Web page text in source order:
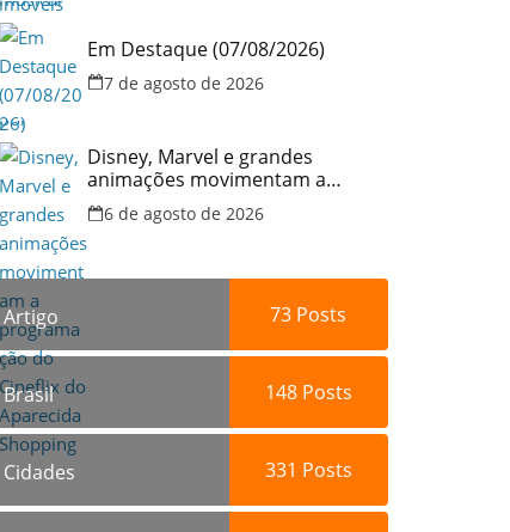
Em Destaque (07/08/2026)
7 de agosto de 2026
Disney, Marvel e grandes
animações movimentam a
programação do Cineflix do
Aparecida Shopping
6 de agosto de 2026
Artigo 73 Posts
Brasil 148Posts
Cidades 331 Posts